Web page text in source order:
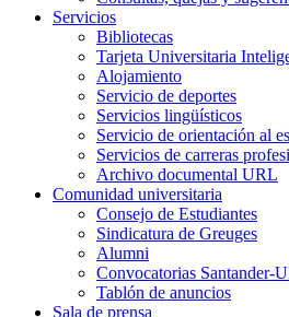
Servicios
Bibliotecas
Tarjeta Universitaria
Alojamiento
Servicio de deportes
Servicios lingüísticos
Servicio de orientación al
Servicios de carreras
Archivo documental URL
Comunidad universitaria
Consejo de Estudiantes
Sindicatura de Greuges
Alumni
Convocatorias Santander-
Tablón de anuncios
Sala de prensa